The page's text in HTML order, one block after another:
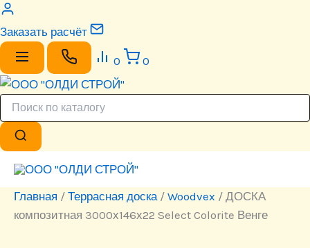
Заказать расчёт
0 0
Главная / Террасная доска/ Woodvex / ДОСКА
композитная 3000х146х22 Select Colorite Венге